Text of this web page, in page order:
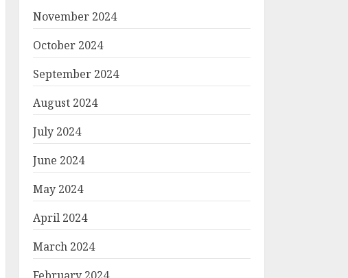
November 2024
October 2024
September 2024
August 2024
July 2024
June 2024
May 2024
April 2024
March 2024